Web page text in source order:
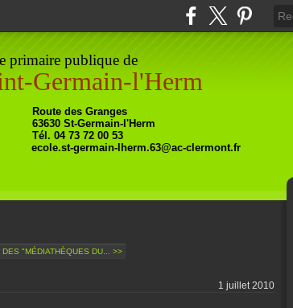
primaire publique de
Germain-l'Herm
Route des Granges
St-Germain-l'Herm
04 73 72 00 53
ecole.st-germain-lherm.63@ac-clermont.fr
DES "MÉDIATHÈQUES DU... >>
1 juillet 2010